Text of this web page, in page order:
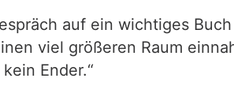
auf ein wichtiges
viel größeren Raum
Ender.“